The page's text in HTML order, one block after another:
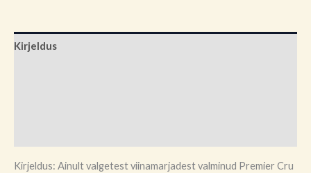
Kirjeldus
Kirjeldus: Ainult valgetest viinamarjadest valminud Premier Cru